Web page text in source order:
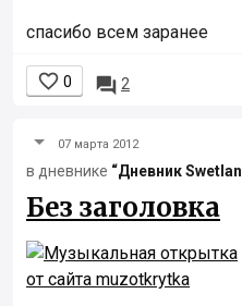
спасибо всем заранее
 0  2
07 марта 2012
в дневнике “Дневник
Без заголовка